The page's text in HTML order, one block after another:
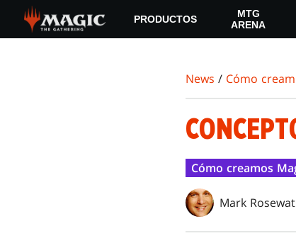
main
PRODUCTOS
MTG
ARENA
News / Cómo
Cómo creamos
Mark